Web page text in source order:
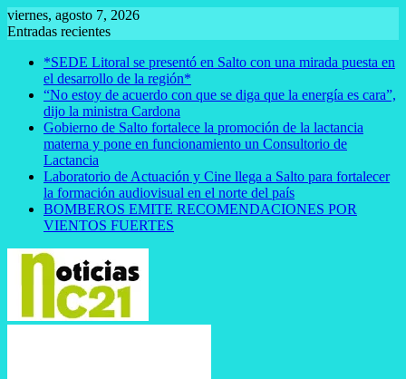
Saltar
al
viernes, agosto 7, 2026
Entradas recientes
*SEDE Litoral se presentó en Salto con una mirada puesta en
el desarrollo de la región*
“No estoy de acuerdo con que se diga que la energía es cara”,
dijo la ministra Cardona
Gobierno de Salto fortalece la promoción de la lactancia
materna y pone en funcionamiento un Consultorio de
Lactancia
Laboratorio de Actuación y Cine llega a Salto para fortalecer
la formación audiovisual en el norte del país
BOMBEROS EMITE RECOMENDACIONES POR
VIENTOS FUERTES